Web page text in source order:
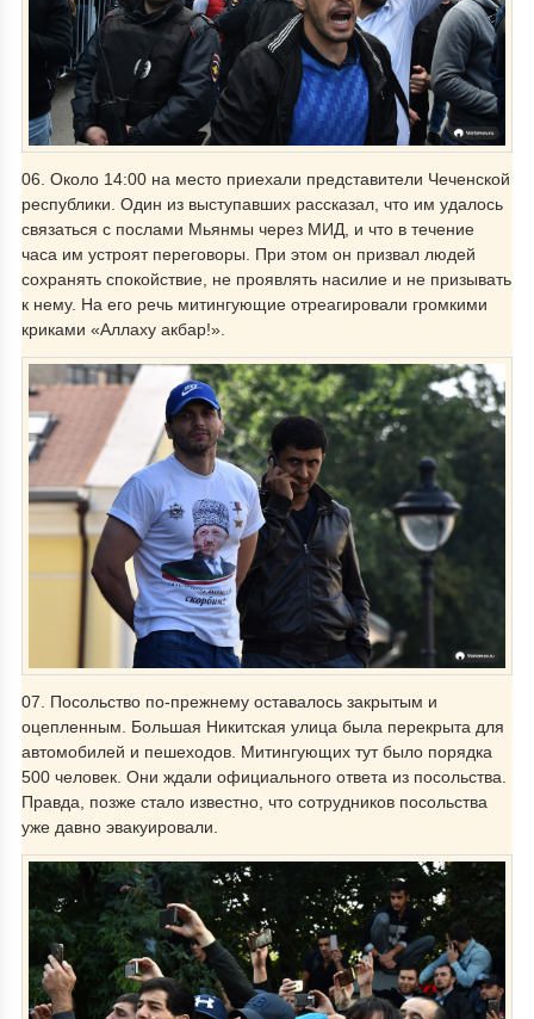
06. Около 14:00 на место приехали представители Чеченской
республики. Один из выступавших рассказал, что им удалось
связаться с послами Мьянмы через МИД, и что в течение
часа им устроят переговоры. При этом он призвал людей
сохранять спокойствие, не проявлять насилие и не призывать
к нему. На его речь митингующие отреагировали громкими
криками «Аллаху акбар!».
07. Посольство по-прежнему оставалось закрытым и
оцепленным. Большая Никитская улица была перекрыта для
автомобилей и пешеходов. Митингующих тут было порядка
500 человек. Они ждали официального ответа из посольства.
Правда, позже стало известно, что сотрудников посольства
уже давно эвакуировали.